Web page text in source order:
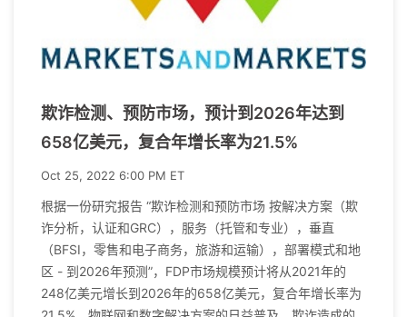
欺诈检测、预防市场，预计到2026年达到
658亿美元，复合年增长率为21.5%
Oct 25, 2022 6:00 PM ET
根据一份研究报告 “欺诈检测和预防市场 按解决方案（欺
诈分析，认证和GRC），服务（托管和专业），垂直
（BFSI，零售和电子商务，旅游和运输），部署模式和地
区 - 到2026年预测”，FDP市场规模预计将从2021年的
248亿美元增长到2026年的658亿美元，复合年增长率为